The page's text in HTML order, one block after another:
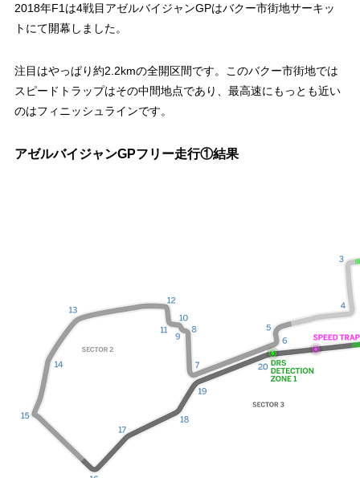
2018年F1は4戦目アゼルバイジャンGPはバクー市街地サーキッ
トにて開幕しました。
注目はやっぱり約2.2kmの全開区間です。このバクー市街地では
スピードトラップはその中間地点であり、最高速にもっとも近い
のはフィニッシュラインです。
アゼルバイジャンGPフリー走行①結果